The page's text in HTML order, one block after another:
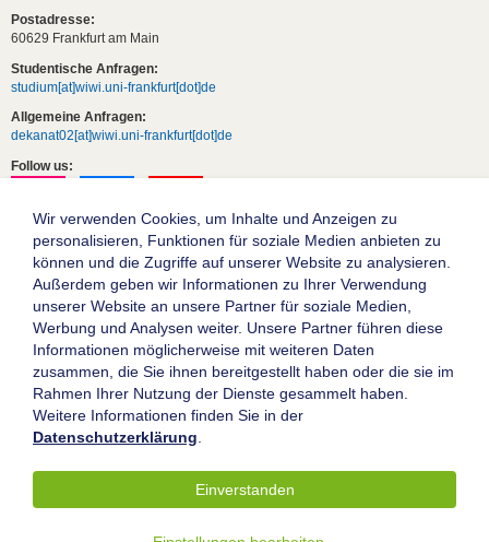
Postadresse:
60629 Frankfurt am Main
Studentische Anfragen:
studium[at]wiwi.uni-frankfurt[dot]de
Allgemeine Anfragen:
dekanat02[at]wiwi.uni-frankfurt[dot]de
Follow us:
Die Goethe-Universität Frankfurt am Main
Impressum
Datenschutz
Barrierefreiheit
© 2004-2026 Goethe-Universität Frankfurt am Main
Wir verwenden Cookies, um Inhalte und Anzeigen zu
personalisieren, Funktionen für soziale Medien anbieten zu
können und die Zugriffe auf unserer Website zu analysieren.
Außerdem geben wir Informationen zu Ihrer Verwendung
unserer Website an unsere Partner für soziale Medien,
Werbung und Analysen weiter. Unsere Partner führen diese
Informationen möglicherweise mit weiteren Daten
zusammen, die Sie ihnen bereitgestellt haben oder die sie im
Rahmen Ihrer Nutzung der Dienste gesammelt haben.
Weitere Informationen finden Sie in der
Datenschutzerklärung
Einverstanden